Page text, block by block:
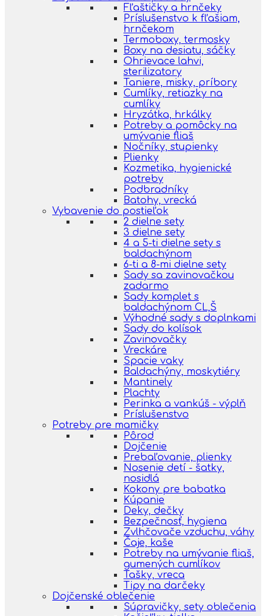
Fľaštičky a hrnčeky
Príslušenstvo k fľašiam,
hrnčekom
Termoboxy, termosky
Boxy na desiatu, sáčky
Ohrievace lahvi,
sterilizatory
Taniere, misky, príbory
Cumlíky, retiazky na
cumlíky
Hryzátka, hrkálky
Potreby a pomôcky na
umývanie fliaš
Nočníky, stupienky
Plienky
Kozmetika, hygienické
potreby
Podbradníky
Batohy, vrecká
Vybavenie do postieľok
2 dielne sety
3 dielne sety
4 a 5-ti dielne sety s
baldachýnom
6-ti a 8-mi dielne sety
Sady sa zavinovačkou
zadarmo
Sady komplet s
baldachýnom CL,Š
Výhodné sady s doplnkami
Sady do kolísok
Zavinovačky
Vreckáre
Spacie vaky
Baldachýny, moskytiéry
Mantinely
Plachty
Perinka a vankúš - výplň
Príslušenstvo
Potreby pre mamičky
Pôrod
Dojčenie
Prebaľovanie, plienky
Nosenie detí - šatky,
nosidlá
Kokony pre babatka
Kúpanie
Deky, dečky
Bezpečnosť, hygiena
Zvlhčovače vzduchu, váhy
Čaje, kaše
Potreby na umývanie fliaš,
gumených cumlíkov
Tašky, vreca
Tipy na darčeky
Dojčenské oblečenie
Súpravičky, sety oblečenia